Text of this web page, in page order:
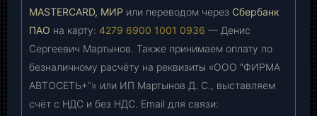
MASTERCARD, МИР или переводом через Сбербанк
ПАО на карту: 4279 6900 1001 0936 — Денис
Сергеевич Мартынов. Также принимаем оплату по
безналичному расчёту на реквизиты «ООО “ФИРМА
АВТОСЕТЬ+”» или ИП Мартынов Д. С., выставляем
счёт с НДС и без НДС. Email для связи: